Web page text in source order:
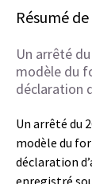
Résumé
Un arrêté
modèle du
déclaration
Un arrêté du
modèle du
déclaration
enregistré